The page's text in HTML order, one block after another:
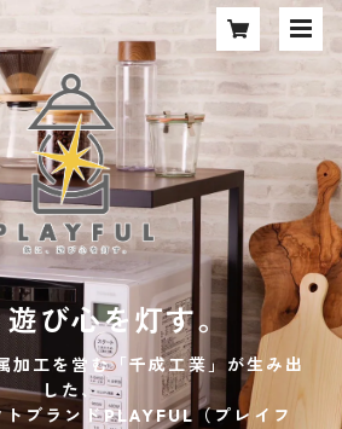
遊び心を灯す。
加工を営む「千成工業」が生み出
した、
ブランドPLAYFUL（プレイフ